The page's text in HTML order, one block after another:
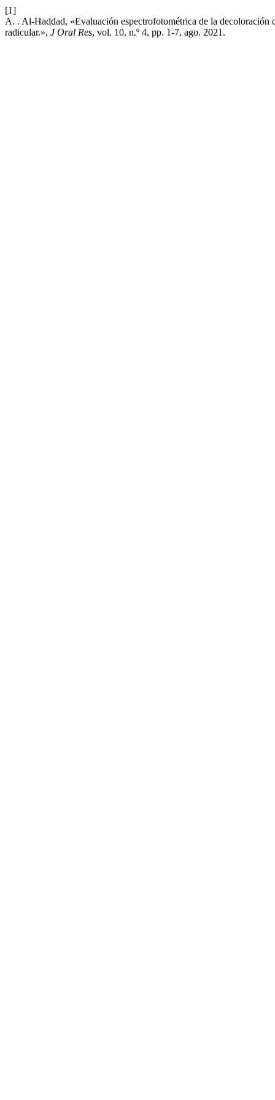
[1]
A. . Al-Haddad, «Evaluación espectrofotométrica de la
radicular.», J Oral Res, vol. 10, n.º 4, pp. 1-7, ago. 2021.